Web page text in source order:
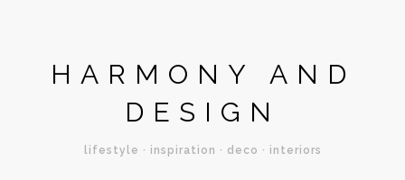
HARMONY AND
DESIGN
lifestyle · inspiration · deco · interiors